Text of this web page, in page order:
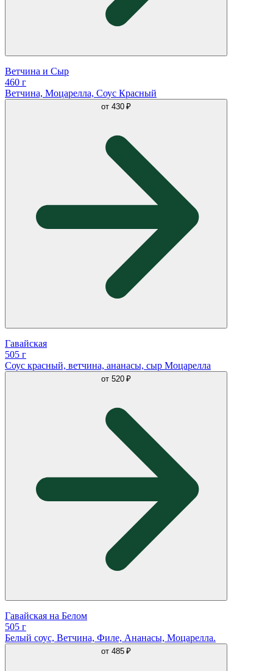
Ветчина и Сыр
460 г
Ветчина, Моцарелла, Соус Красный
от 430 ₽
Гавайская
505 г
Соус красный, ветчина, ананасы, сыр Моцарелла
от 520 ₽
Гавайская на Белом
505 г
Белый соус, Ветчина, Филе, Ананасы, Моцарелла.
от 485 ₽